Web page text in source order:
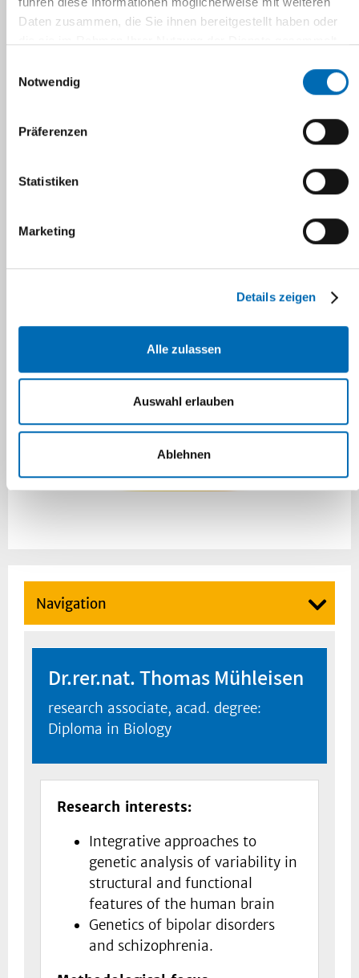
Daten zusammen, die Sie ihnen bereitgestellt haben oder
Notwendig
Präferenzen
Statistiken
Marketing
Details zeigen
Alle zulassen
Auswahl erlauben
Ablehnen
Navigation
Dr.rer.nat. Thomas Mühleisen
research associate, acad. degree:
Diploma in Biology
Research interests:
Integrative approaches to
genetic analysis of variability in
structural and functional
features of the human brain
Genetics of bipolar disorders
and schizophrenia.